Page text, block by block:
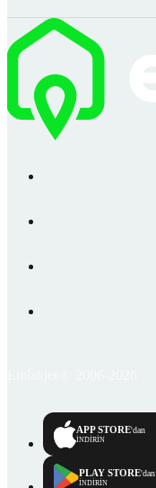
APP STORE'dan
İNDİRİN
PLAY STORE'dan
İNDİRİN